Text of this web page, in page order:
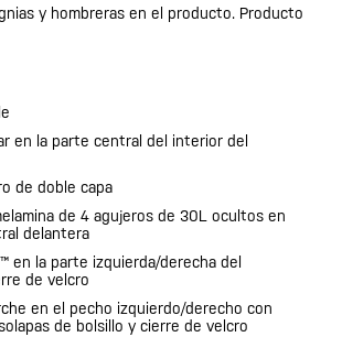
y hombreras en el producto. Producto
en la parte central del interior del
de doble capa
de 4 agujeros de 30L ocultos en
delantera
en la parte izquierda/derecha del
de velcro
en el pecho izquierdo/derecho con
de bolsillo y cierre de velcro